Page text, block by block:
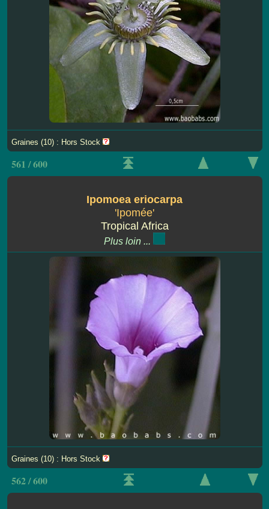
Graines (10) : Hors Stock
561 / 600
Ipomoea eriocarpa
'Ipomée'
Tropical Africa
Plus loin ...
Graines (10) : Hors Stock
562 / 600